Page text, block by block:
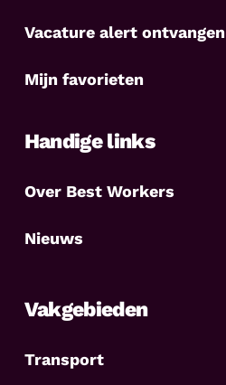
Vacature alert ontvangen
Mijn favorieten
Handige links
Over Best Workers
Nieuws
Vakgebieden
Transport